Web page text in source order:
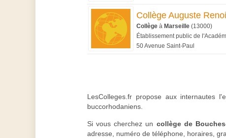
Collège Auguste
Collège à Marseille (13000)
Établissement public de
50 Avenue Saint-Paul
LesColleges.fr propose aux internautes
buccorhodaniens.
Si vous cherchez un collège de
adresse, numéro de téléphone, horaires,